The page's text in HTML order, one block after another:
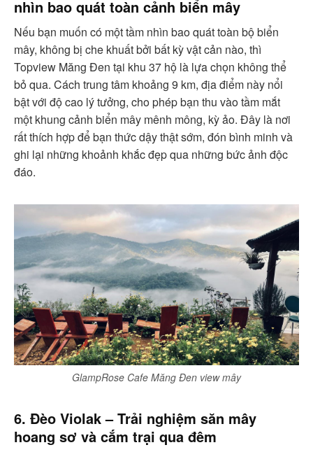
nhìn bao quát toàn cảnh biển mây
Nếu bạn muốn có một tầm nhìn bao quát toàn bộ biển
mây, không bị che khuất bởi bất kỳ vật cản nào, thì
Topview Măng Đen tại khu 37 hộ là lựa chọn không thể
bỏ qua. Cách trung tâm khoảng 9 km, địa điểm này nổi
bật với độ cao lý tưởng, cho phép bạn thu vào tầm mắt
một khung cảnh biển mây mênh mông, kỳ ảo. Đây là nơi
rất thích hợp để bạn thức dậy thật sớm, đón bình minh và
ghi lại những khoảnh khắc đẹp qua những bức ảnh độc
đáo.
GlampRose Cafe Măng Đen view mây
6. Đèo Violak – Trải nghiệm săn mây
hoang sơ và cắm trại qua đêm